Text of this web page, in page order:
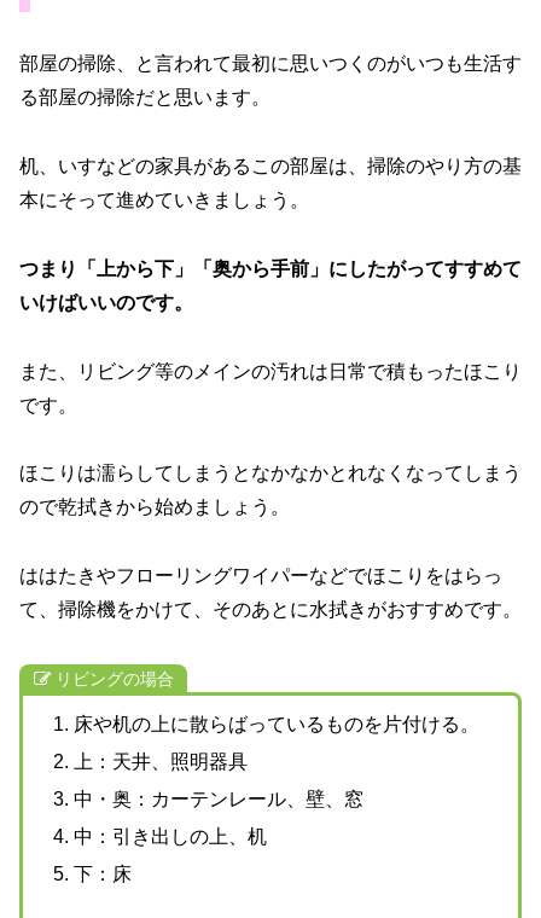
部屋の掃除、と言われて最初に思いつくのがいつも生活す
る部屋の掃除だと思います。
机、いすなどの家具があるこの部屋は、掃除のやり方の基
本にそって進めていきましょう。
つまり「上から下」「奥から手前」にしたがってすすめて
いけばいいのです。
また、リビング等のメインの汚れは日常で積もったほこり
です。
ほこりは濡らしてしまうとなかなかとれなくなってしまう
ので乾拭きから始めましょう。
ははたきやフローリングワイパーなどでほこりをはらっ
て、掃除機をかけて、そのあとに水拭きがおすすめです。
リビングの場合
床や机の上に散らばっているものを片付ける。
上：天井、照明器具
中・奥：カーテンレール、壁、窓
中：引き出しの上、机
下：床